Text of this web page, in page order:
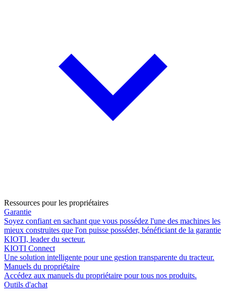
Ressources pour les propriétaires
Garantie
Soyez confiant en sachant que vous possédez l'une des machines les
mieux construites que l'on puisse posséder, bénéficiant de la garantie
KIOTI, leader du secteur.
KIOTI Connect
Une solution intelligente pour une gestion transparente du tracteur.
Manuels du propriétaire
Accédez aux manuels du propriétaire pour tous nos produits.
Outils d'achat